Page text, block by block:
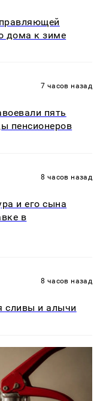
дома к зиме
7 часов назад
пять
пенсионеров
8 часов назад
и его сына
в
8 часов назад
сливы и алычи